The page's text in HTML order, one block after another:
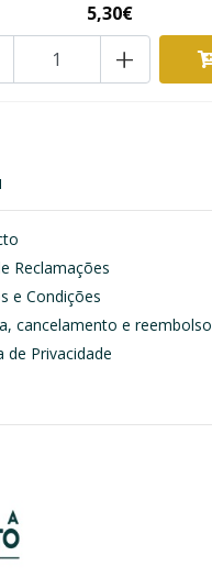
5,30€
+
Reclamações
e Condições
cancelamento e reembolso
de Privacidade